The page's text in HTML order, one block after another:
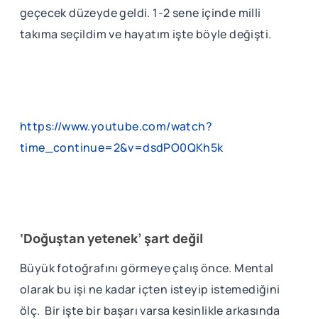
geçecek düzeyde geldi. 1-2 sene içinde milli
takıma seçildim ve hayatım işte böyle değişti.
https://www.youtube.com/watch?
time_continue=2&v=dsdPO0QKh5k
‘Doğuştan yetenek’ şart değil
Büyük fotoğrafını görmeye çalış önce. Mental
olarak bu işi ne kadar içten isteyip istemediğini
ölç. Bir işte bir başarı varsa kesinlikle arkasında